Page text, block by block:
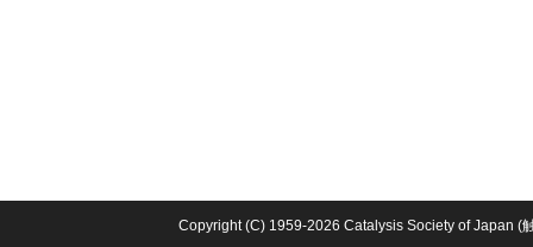
Copyright (C) 1959-2026 Catalysis Society of Japan (